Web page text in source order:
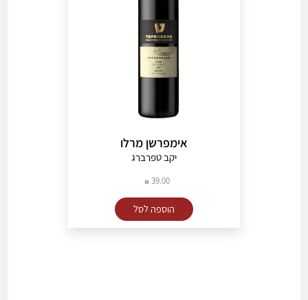
אימפרשן מרלו
יקב טפרברג
39.00
הוספה לסל